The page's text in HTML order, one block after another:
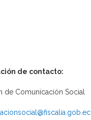
de contacto:
de Comunicación Social